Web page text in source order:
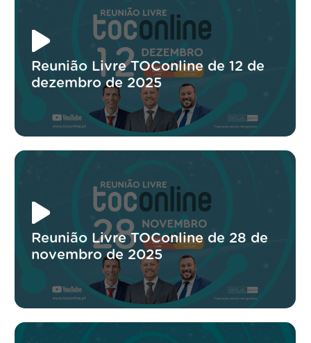
Reunião Livre TOConline de 12 de
dezembro de 2025
Reunião Livre TOConline de 28 de
novembro de 2025